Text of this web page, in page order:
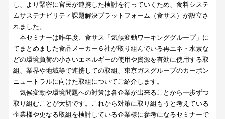
し、より緊密に官民が連携した検討を行っていくため、食料システ
ムサステナビリティ課題解決プラットフォーム（食サス）が設立さ
れました。
本セミナーは昨年度、食サス「気候変動ワーキンググループ」に
てまとめました食品メーカー６社が取り組んでいる再エネ・水素な
どの環境負荷の小さいエネルギーの使用や資源を有効に使用する取
組、業界や地域等で連携しての取組、東京ガスグループのカーボン
ニュートラルに向けた取組についてご紹介します。
気候変動や環境問題への対策は各企業が出来ることから一歩ずつ
取り組むことが大切です。これから対策に取り組もうと考えている
企業様や更なる取組を検討している企業様に参考になるセミナーで